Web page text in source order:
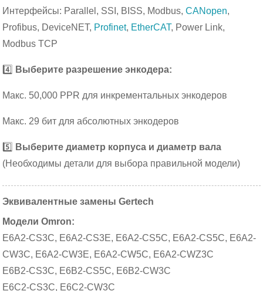
Интерфейсы: Parallel, SSI, BISS, Modbus,CANopen,
Profibus, DeviceNET, Profinet, EtherCAT, Power Link,
Modbus TCP
4️⃣ Выберите разрешение энкодера:
Макс. 50,000 PPR для инкрементальных энкодеров
Макс. 29 бит для абсолютных энкодеров
5️⃣ Выберите диаметр корпуса и диаметр вала
(Необходимы детали для выбора правильной модели)
Эквивалентные замены Gertech
Модели Omron:
E6A2-CS3C, E6A2-CS3E, E6A2-CS5C, E6A2-CS5C, E6A2-
CW3C, E6A2-CW3E, E6A2-CW5C, E6A2-CWZ3C
E6B2-CS3C, E6B2-CS5C, E6B2-CW3C
E6C2-CS3C, E6C2-CW3C